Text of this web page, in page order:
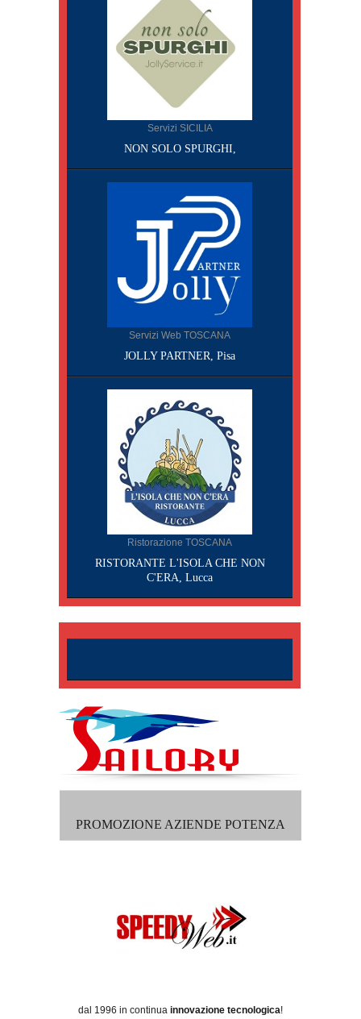
Servizi SICILIA
NON SOLO SPURGHI,
Servizi Web TOSCANA
JOLLY PARTNER, Pisa
Ristorazione TOSCANA
RISTORANTE L'ISOLA CHE NON
C'ERA, Lucca
PROMOZIONE AZIENDE POTENZA
dal 1996 in continua innovazione tecnologica!